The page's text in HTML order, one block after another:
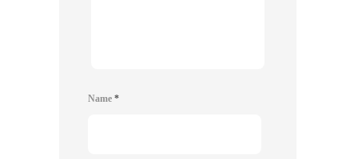
Name *